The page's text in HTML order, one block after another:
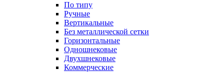
По типу
Ручные
Вертикальные
Без металлической сетки
Горизонтальные
Одношнековые
Двухшнековые
Коммерческие